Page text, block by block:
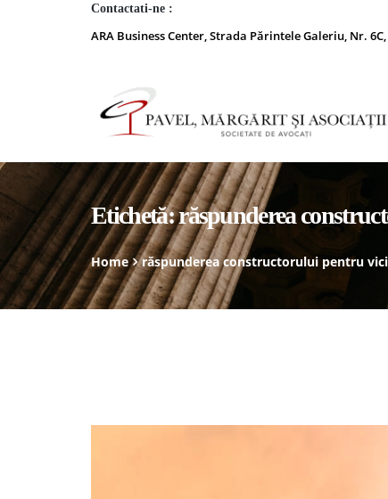
Contactati-ne :
ARA Business Center, Strada Părintele Galeriu, Nr.
Etichetă:răspunderea
Home răspunderea constructorului pentru